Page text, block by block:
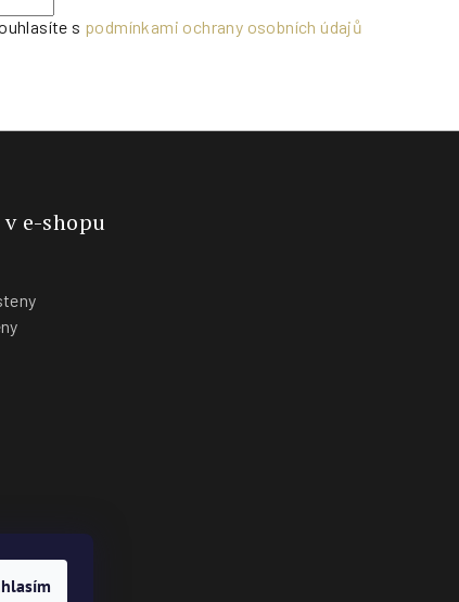
s podmínkami ochrany osobních údajů
e-shopu